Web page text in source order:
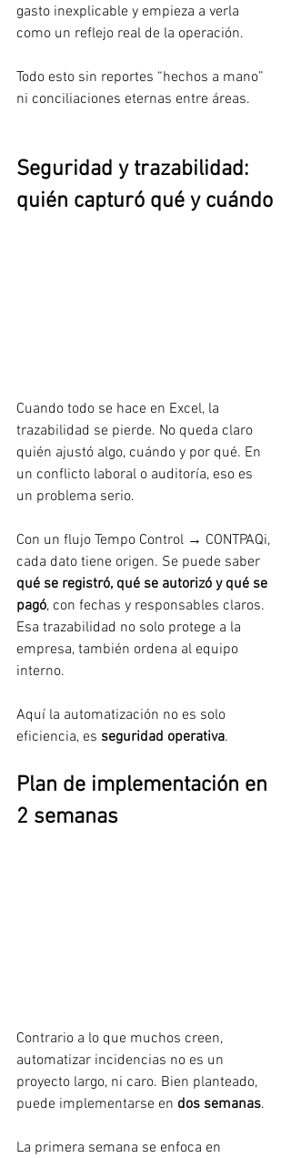
gasto inexplicable y empieza a verla
como un reflejo real de la operación.
Todo esto sin reportes “hechos a mano”
ni conciliaciones eternas entre áreas.
Seguridad y trazabilidad:
quién capturó qué y cuándo
Cuando todo se hace en Excel, la
trazabilidad se pierde. No queda claro
quién ajustó algo, cuándo y por qué. En
un conflicto laboral o auditoría, eso es
un problema serio.
Con un flujo Tempo Control → CONTPAQi,
cada dato tiene origen. Se puede saber
qué se registró, qué se autorizó y qué se
pagó, con fechas y responsables claros.
Esa trazabilidad no solo protege a la
empresa, también ordena al equipo
interno.
Aquí la automatización no es solo
eficiencia, es seguridad operativa.
Plan de implementación en
2 semanas
Contrario a lo que muchos creen,
automatizar incidencias no es un
proyecto largo, ni caro. Bien planteado,
puede implementarse en dos semanas.
La primera semana se enfoca en